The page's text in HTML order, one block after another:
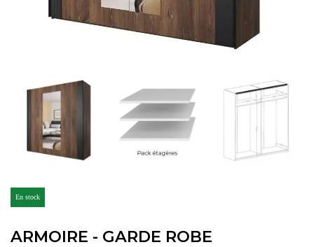
En stock
ARMOIRE - GARDE ROBE